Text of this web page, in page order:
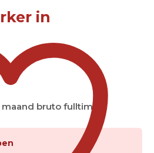
in
bruto fulltime